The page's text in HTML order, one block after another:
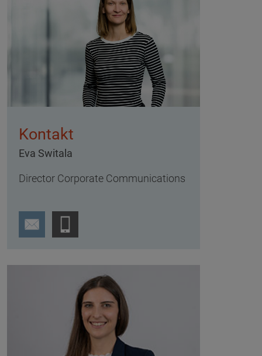
Kontakt
Eva Switala
Director Corporate Communications